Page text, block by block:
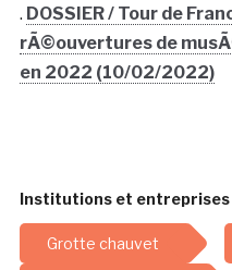
. DOSSIER / Tour de
rÃ©ouvertures de
en 2022 (10/02/2022)
Institutions et entreprises
Grotte chauvet